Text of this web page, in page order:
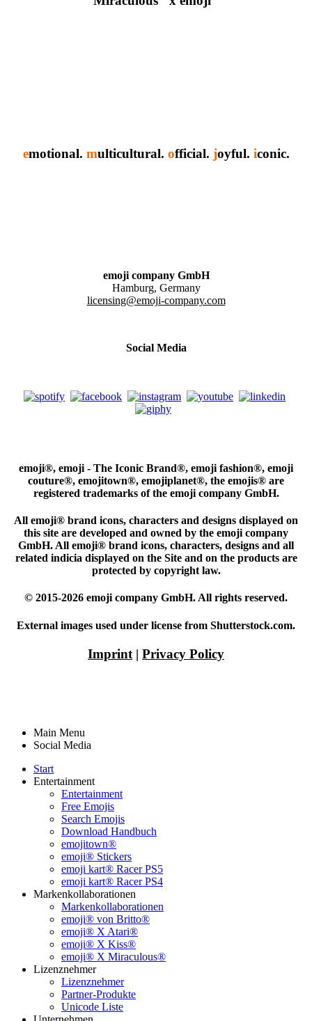
emotional. multicultural. official. joyful. iconic.
emoji company GmbH
Hamburg, Germany
licensing@emoji-company.com
Social Media
emoji®, emoji - The Iconic Brand®, emoji fashion®, emoji
couture®, emojitown®, emojiplanet®, the emojis® are
registered trademarks of the emoji company GmbH.
All emoji® brand icons, characters and designs displayed on
this site are developed and owned by the emoji company
GmbH. All emoji® brand icons, characters, designs and all
related indicia displayed on the Site and on the products are
protected by copyright law.
© 2015-2026 emoji company GmbH. All rights reserved.
External images used under license from Shutterstock.com.
Imprint | Privacy Policy
Main Menu
Social Media
Start
Entertainment
Entertainment
Free Emojis
Search Emojis
Download Handbuch
emojitown®
emoji® Stickers
emoji kart® Racer PS5
emoji kart® Racer PS4
Markenkollaborationen
Markenkollaborationen
emoji® von Britto®
emoji® X Atari®
emoji® X Kiss®
emoji® X Miraculous®
Lizenznehmer
Lizenznehmer
Partner-Produkte
Unicode Liste